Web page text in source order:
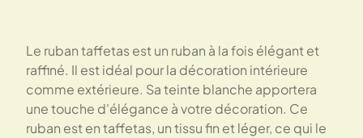
Le ruban taffetas est un ruban à la fois élégant et
raffiné. Il est idéal pour la décoration intérieure
comme extérieure. Sa teinte blanche apportera
une touche d'élégance à votre décoration. Ce
ruban est en taffetas, un tissu fin et léger, ce qui le